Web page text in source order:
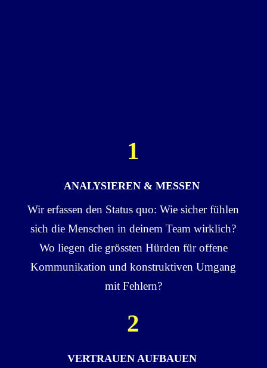
1
ANALYSIEREN & MESSEN
Wir erfassen den Status quo: Wie sicher fühlen
sich die Menschen in deinem Team wirklich?
Wo liegen die grössten Hürden für offene
Kommunikation und konstruktiven Umgang
mit Fehlern?
2
VERTRAUEN AUFBAUEN